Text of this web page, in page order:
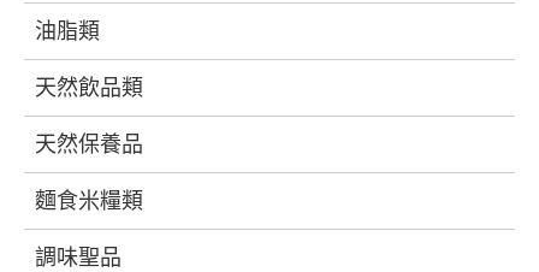
油脂類
天然飲品類
天然保養品
麵食米糧類
調味聖品